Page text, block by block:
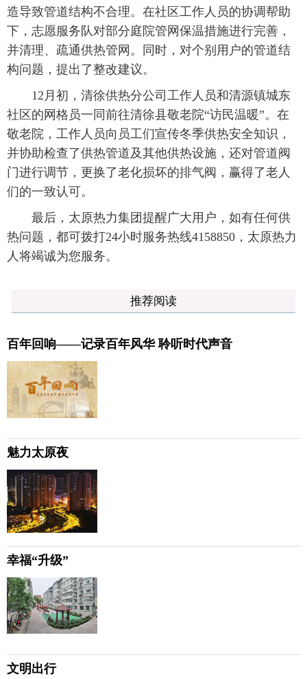
造导致管道结构不合理。在社区工作人员的协调帮助
下，志愿服务队对部分庭院管网保温措施进行完善，
并清理、疏通供热管网。同时，对个别用户的管道结
构问题，提出了整改建议。
12月初，清徐供热分公司工作人员和清源镇城东
社区的网格员一同前往清徐县敬老院“访民温暖”。在
敬老院，工作人员向员工们宣传冬季供热安全知识，
并协助检查了供热管道及其他供热设施，还对管道阀
门进行调节，更换了老化损坏的排气阀，赢得了老人
们的一致认可。
最后，太原热力集团提醒广大用户，如有任何供
热问题，都可拨打24小时服务热线4158850，太原热力
人将竭诚为您服务。
推荐阅读
百年回响——记录百年风华 聆听时代声音
魅力太原夜
幸福“升级”
文明出行